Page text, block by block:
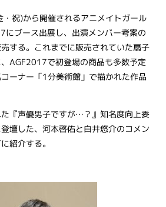
祝)から開催されるアニメイトガール
にブース出展し、出演メンバー考案の
する。これまでに販売されていた扇子
AGF2017で初登場の商品も多数予定
ーナー「1分美術館」で描かれた作品
『声優男子ですが…？』知名度向上委
壇した、河本啓佑と白井悠介のコメン
紹介する。